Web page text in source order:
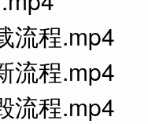
流程.mp4
流程.mp4
流程.mp4